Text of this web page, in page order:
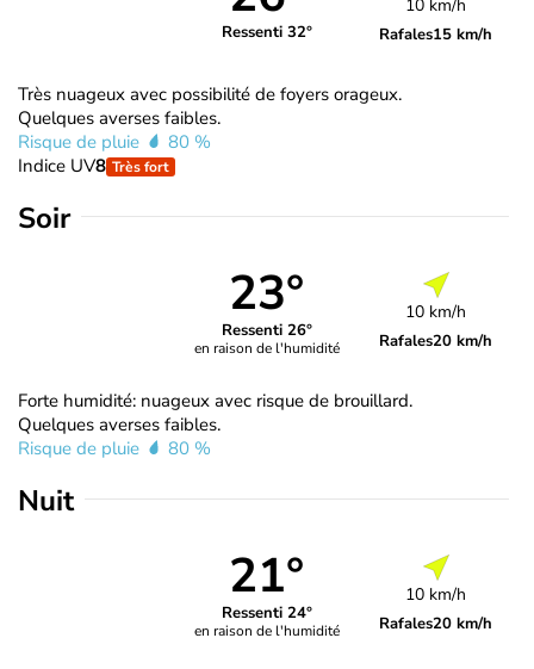
Ressenti 32°
10 km/h
Rafales15 km/h
Très nuageux avec possibilité de foyers orageux.
Quelques averses faibles.
Risque de pluie
80 %
Indice UV8 Très fort
Soir
23°
Ressenti 26°
en raison de l'humidité
10 km/h
Rafales20 km/h
Forte humidité: nuageux avec risque de brouillard.
Quelques averses faibles.
Risque de pluie
80 %
Nuit
21°
Ressenti 24°
en raison de l'humidité
10 km/h
Rafales20 km/h